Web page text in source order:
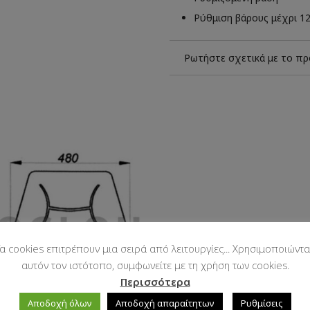
Ρύθμιση βάρους μέχρι
Ρωτήστε σχετικά με το
cookies επιτρέπουν μια σειρά από λειτουργίες...
αυτόν τον ιστότοπο, συμφωνείτε με τη χρήση των cookies.
Περισσότερα
Αποδοχή όλων Αποδοχή απαραίτητων Ρυθμίσεις